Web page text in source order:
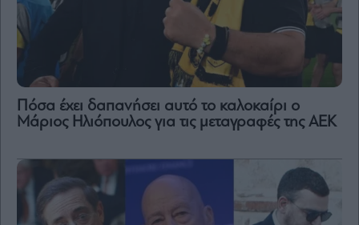
Πόσα έχει δαπανήσει αυτό το καλοκαίρι ο
Μάριος Ηλιόπουλος για τις μεταγραφές της ΑΕΚ